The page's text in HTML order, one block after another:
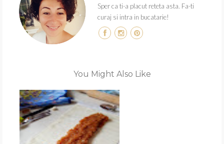
Sper ca ti-a placut reteta asta. Fa-ti
curaj si intra in bucatarie!
You Might Also Like